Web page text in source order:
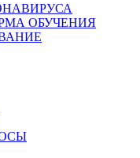
ОБУЧЕНИЯ